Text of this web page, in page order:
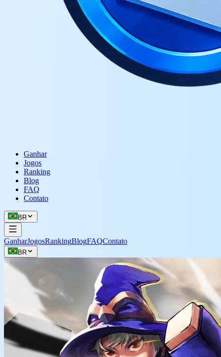
Ganhar
Jogos
Ranking
Blog
FAQ
Contato
BR
GanharJogosRankingBlogFAQContato
BR